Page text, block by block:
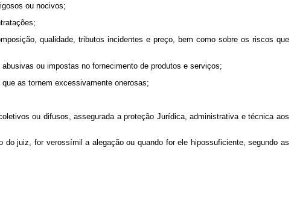
ou nocivos;
qualidade, tributos incidentes e preço, bem como sobre os riscos que
ou impostas no fornecimento de produtos e serviços;
as tornem excessivamente onerosas;
ou difusos, assegurada a proteção Jurídica, administrativa e técnica aos
juiz, for verossímil a alegação ou quando for ele hipossuficiente, segundo as